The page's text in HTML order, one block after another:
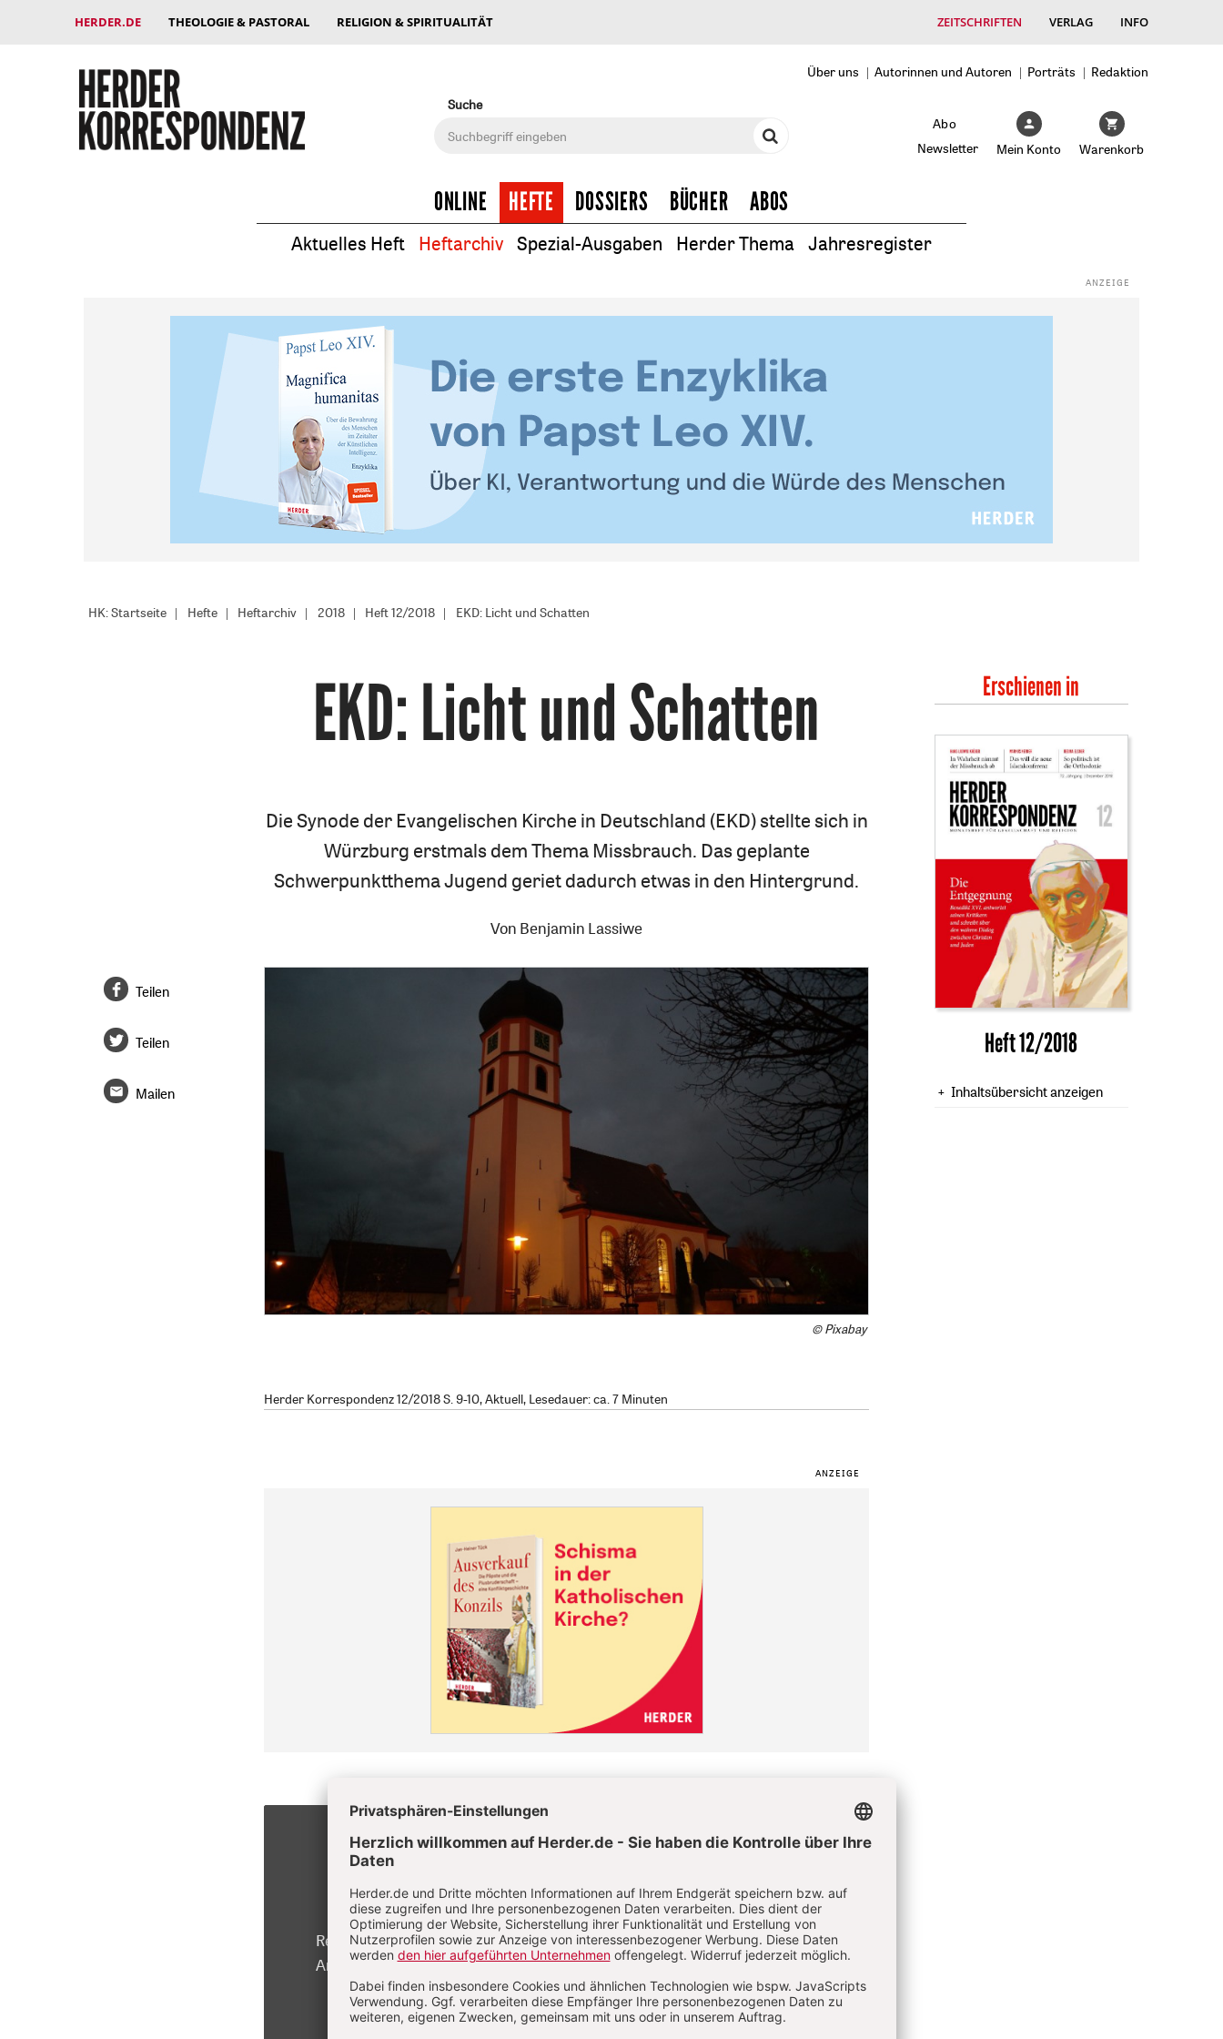
HERDER.DE THEOLOGIE & PASTORAL RELIGION & SPIRITUALITÄT ZEITSCHRIFTEN VERLAG INFO
Über uns Autorinnen und Autoren Porträts
Redaktion
Suche
Abo
Newsletter
Mein Konto Warenkorb
ONLINE HEFTE DOSSIERS BÜCHER ABOS
Aktuelles Heft Heftarchiv Spezial-Ausgaben Herder Thema Jahresregister
HK: Startseite Hefte Heftarchiv 2018 Heft 12/2018 EKD: Licht und Schatten
EKD: Licht und Schatten
Die Synode der Evangelischen Kirche in Deutschland (EKD) stellte sich in
Würzburg erstmals dem Thema Missbrauch. Das geplante
Schwerpunktthema Jugend geriet dadurch etwas in den Hintergrund.
Von Benjamin Lassiwe
© Pixabay
Herder Korrespondenz 12/2018 S. 9-10, Aktuell, Lesedauer: ca. 7 Minuten
Registrierte Nutzer/-innen können diesen
Artikel kostenlos lesen.
Jetzt registrieren
Sie haben bereits ein Konto?
Anmelden
Teilen
Teilen
Mailen
Erschienen in
Heft 12/2018
Inhaltsübersicht anzeigen